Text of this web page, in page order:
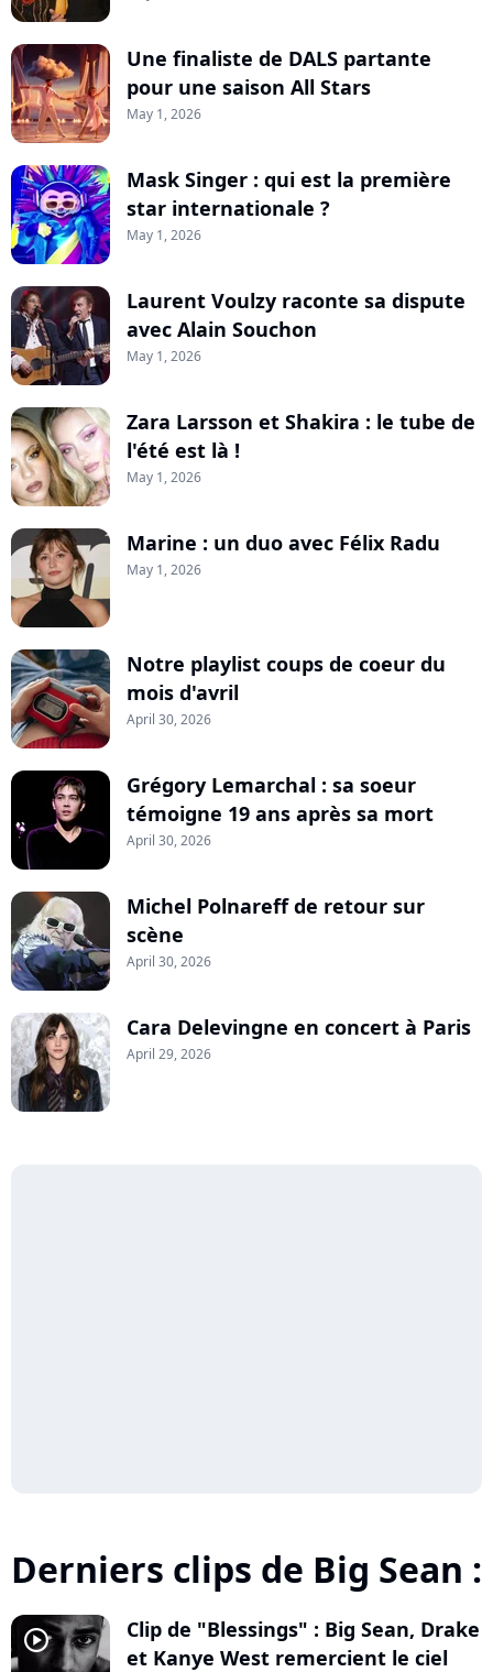
Une finaliste de DALS partante
pour une saison All Stars
May 1, 2026
Mask Singer : qui est la première
star internationale ?
May 1, 2026
Laurent Voulzy raconte sa dispute
avec Alain Souchon
May 1, 2026
Zara Larsson et Shakira : le tube de
l'été est là !
May 1, 2026
Marine : un duo avec Félix Radu
May 1, 2026
Notre playlist coups de coeur du
mois d'avril
April 30, 2026
Grégory Lemarchal : sa soeur
témoigne 19 ans après sa mort
April 30, 2026
Michel Polnareff de retour sur
scène
April 30, 2026
Cara Delevingne en concert à Paris
April 29, 2026
Derniers clips de Big Sean :
player2
Clip de "Blessings" : Big Sean, Drake
et Kanye West remercient le ciel